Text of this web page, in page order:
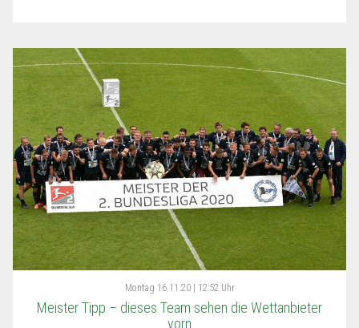
Montag 16.11.20 | 12:52 Uhr
Meister Tipp – dieses Team sehen die Wettanbieter
vorn